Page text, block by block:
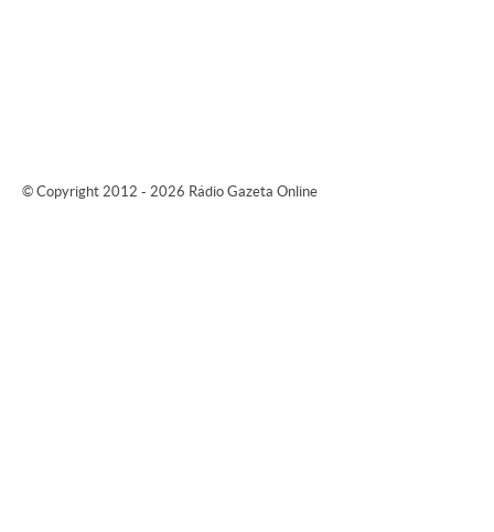
© Copyright 2012 - 2026 Rádio Gazeta Online